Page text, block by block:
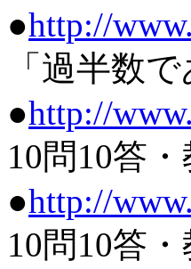
●http://
「過半数
●http://
10問10答
●http://
10問10答